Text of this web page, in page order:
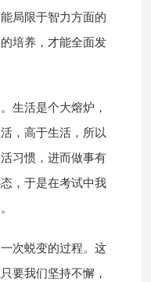
局限于智力方面的
培养，才能全面发
生活是个大熔炉，
，高于生活，所以
习惯，进而做事有
，于是在考试中我
次蜕变的过程。这
要我们坚持不懈，